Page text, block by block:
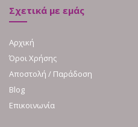
Σχετικά με εμάς
Αρχική
Όροι Χρήσης
Αποστολή / Παράδοση
Blog
Επικοινωνία